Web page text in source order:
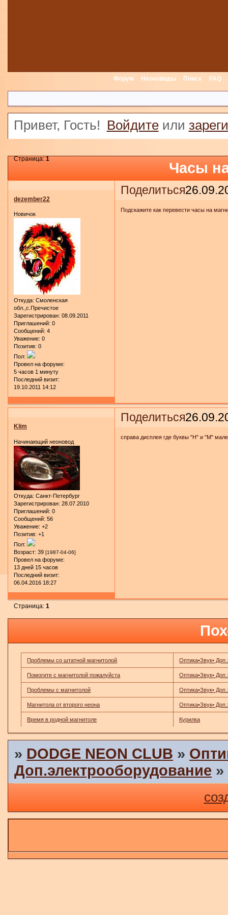
Форум Неоноводы Поиск FAQ
Привет, Гость! Войдитеили
Часы
Страница:1
Поделиться
dezember22
Новичок
Откуда: Смоленская
обл.,с.Пречистое
Зарегистрирован: 08.09.2011
Приглашений: 0
Сообщений: 4
Уважение: 0
Позитив: 0
Пол:
Провел на форуме:
5 часов 1 минуту
Последний визит:
19.10.2011 14:12
Подскажите как перевести часы на
Поделиться
Klim
Начинающий неоновод
Откуда: Санкт-Петербург
Зарегистрирован: 28.07.2010
Приглашений: 0
Сообщений: 56
Уважение: +2
Позитив: +1
Пол:
Возраст: 39 [1987-04-06]
Провел на форуме:
13 дней 15 часов
Последний визит:
06.04.2016 18:27
справа дисплея где буквы "H" и "M"
Страница:1
Проблемы со штатной магнитолой Оптика•Звук•
Помогите с магнитолой пожалуйста Оптика•Звук•
Проблемы с магнитолой Оптика•Звук•
Магнитола от второго неона Оптика•Звук•
Время в родной магнитоле Курилка
» DODGE NEON CLUB »
Доп.электрооборудование »